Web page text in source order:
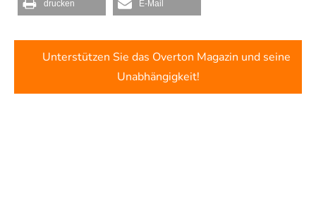
drucken E-Mail
Unterstützen Sie das Overton Magazin und seine
Unabhängigkeit!